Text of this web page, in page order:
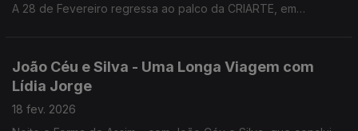
A 28 de Fevereiro regressa ao palco da CRIARTE, em
João Céu e Silva - Uma Longa Viagem com
Lídia Jorge
18 fev. 2026